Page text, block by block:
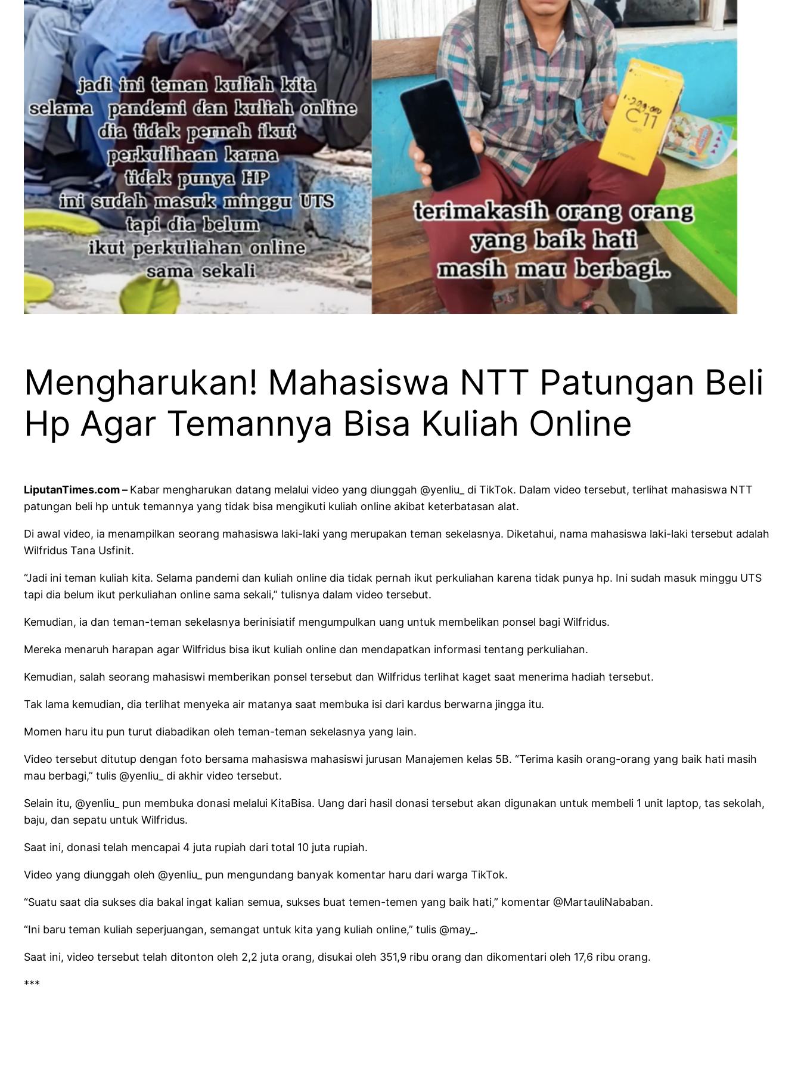
Mengharukan! Mahasiswa NTT Patungan Beli
Hp Agar Temannya Bisa Kuliah Online
LiputanTimes.com – Kabar mengharukan datang melalui video yang diunggah @yenliu_ di TikTok. Dalam video tersebut, terlihat mahasiswa NTT
patungan beli hp untuk temannya yang tidak bisa mengikuti kuliah online akibat keterbatasan alat.
Di awal video, ia menampilkan seorang mahasiswa laki-laki yang merupakan teman sekelasnya. Diketahui, nama mahasiswa laki-laki tersebut adalah
Wilfridus Tana Usfinit.
“Jadi ini teman kuliah kita. Selama pandemi dan kuliah online dia tidak pernah ikut perkuliahan karena tidak punya hp. Ini sudah masuk minggu UTS
tapi dia belum ikut perkuliahan online sama sekali,” tulisnya dalam video tersebut.
Kemudian, ia dan teman-teman sekelasnya berinisiatif mengumpulkan uang untuk membelikan ponsel bagi Wilfridus.
Mereka menaruh harapan agar Wilfridus bisa ikut kuliah online dan mendapatkan informasi tentang perkuliahan.
Kemudian, salah seorang mahasiswi memberikan ponsel tersebut dan Wilfridus terlihat kaget saat menerima hadiah tersebut.
Tak lama kemudian, dia terlihat menyeka air matanya saat membuka isi dari kardus berwarna jingga itu.
Momen haru itu pun turut diabadikan oleh teman-teman sekelasnya yang lain.
Video tersebut ditutup dengan foto bersama mahasiswa mahasiswi jurusan Manajemen kelas 5B. “Terima kasih orang-orang yang baik hati masih
mau berbagi,” tulis @yenliu_ di akhir video tersebut.
Selain itu, @yenliu_ pun membuka donasi melalui KitaBisa. Uang dari hasil donasi tersebut akan digunakan untuk membeli 1 unit laptop, tas sekolah,
baju, dan sepatu untuk Wilfridus.
Saat ini, donasi telah mencapai 4 juta rupiah dari total 10 juta rupiah.
Video yang diunggah oleh @yenliu_ pun mengundang banyak komentar haru dari warga TikTok.
“Suatu saat dia sukses dia bakal ingat kalian semua, sukses buat temen-temen yang baik hati,” komentar @MartauliNababan.
“Ini baru teman kuliah seperjuangan, semangat untuk kita yang kuliah online,” tulis @may_.
Saat ini, video tersebut telah ditonton oleh 2,2 juta orang, disukai oleh 351,9 ribu orang dan dikomentari oleh 17,6 ribu orang.
***